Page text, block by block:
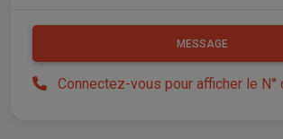
MESSAGE
Connectez-vous pour afficher le N°